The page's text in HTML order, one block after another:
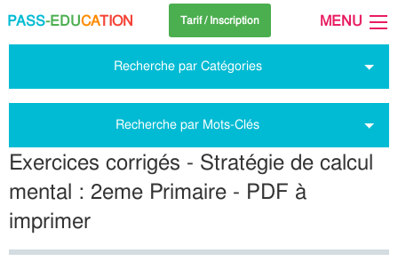
PASS-EDUCATION Tarif / Inscription MENU
Recherche par Catégories
Recherche par Mots-Clés
Exercices corrigés - Stratégie de calcul
mental : 2eme Primaire - PDF à
imprimer